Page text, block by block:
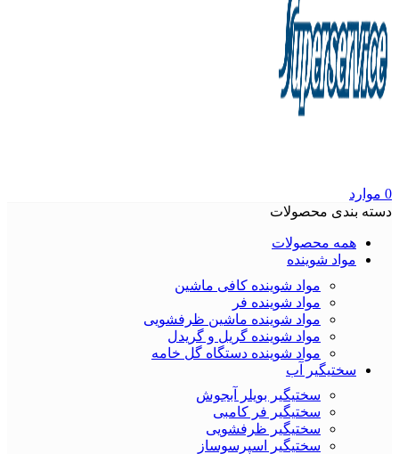
0 موارد
دسته بندی محصولات
همه محصولات
مواد شوینده
مواد شوینده کافی ماشین
مواد شوینده فر
مواد شوینده ماشین ظرفشویی
مواد شوینده گریل و گریدل
مواد شوینده دستگاه گل خامه
سختیگیر آب
سختیگیر بویلر آبجوش
سختیگیر فر کامبی
سختیگیر ظرفشویی
سختیگیر اسپرسوساز